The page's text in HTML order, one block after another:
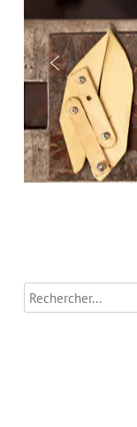
